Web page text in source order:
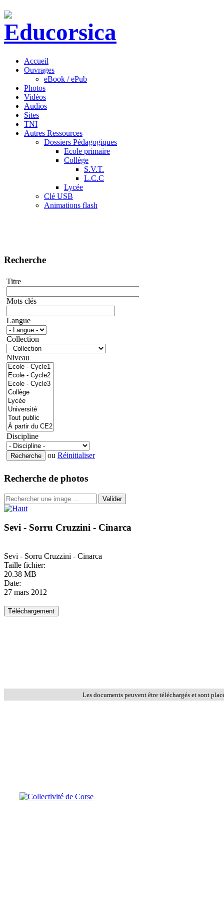
Accueil
Ouvrages
eBook / ePub
Photos
Vidéos
Audios
Sites
TNI
Autres Ressources
Dossiers Pédagogiques
Ecole primaire
Collège
S.V.T.
L.C.C
Lycée
Clé USB
Animations flash
Recherche
Titre
Mots clés
Langue
Collection
Niveau
Discipline
ou Réinitialiser
Recherche de photos
Valider
Sevi - Sorru Cruzzini - Cinarca
Sevi - Sorru Cruzzini - Cinarca
Taille fichier:
20.38 MB
Date:
27 mars 2012
Les documents peuvent être téléchargés et sont